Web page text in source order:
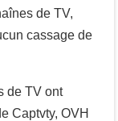
de TV,
cassage de
de TV ont
Captvty, OVH